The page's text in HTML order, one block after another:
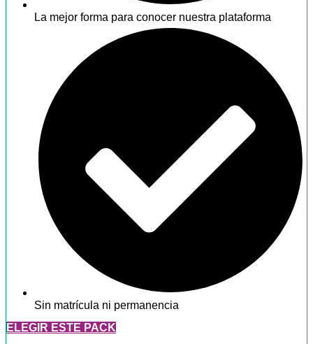
La mejor forma para conocer nuestra plataforma
Sin matrícula ni permanencia
ELEGIR ESTE PACK